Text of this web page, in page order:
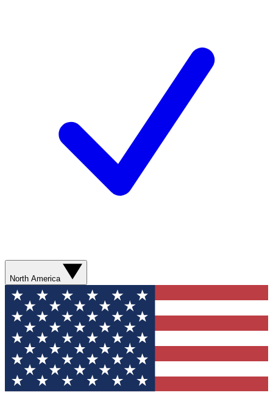
North America